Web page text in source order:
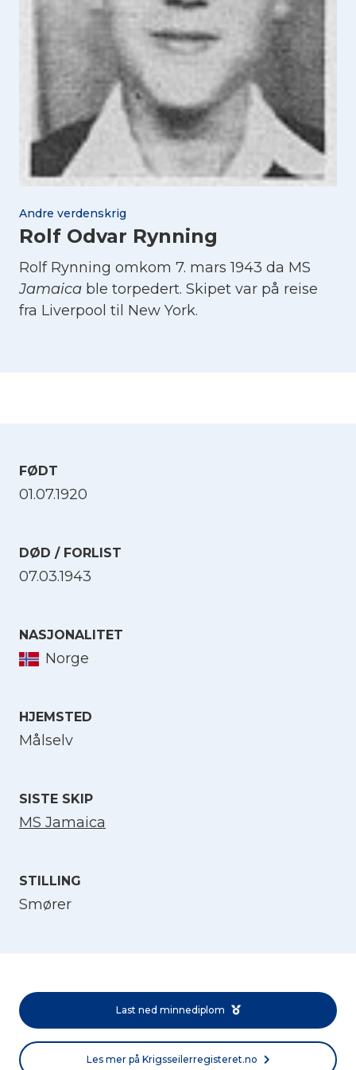
Andre verdenskrig
Rolf Odvar Rynning
Rolf Rynning omkom 7. mars 1943 da MS
Jamaica ble torpedert. Skipet var på reise
fra Liverpool til New York.
FØDT
01.07.1920
DØD / FORLIST
07.03.1943
NASJONALITET
Norge
HJEMSTED
Målselv
SISTE SKIP
MS Jamaica
STILLING
Smører
Last ned minnediplom
Les mer på Krigsseilerregisteret.no
Velg språk
Norsk bokmål